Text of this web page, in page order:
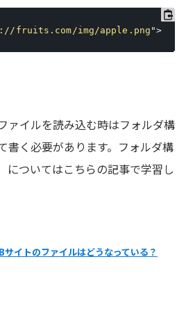
fruits.com/img/apple.png">
ァイルを読み込む時はフォルダ構
書く必要があります。フォルダ構
についてはこちらの記事で学習し
イトのファイルはどうなっている？